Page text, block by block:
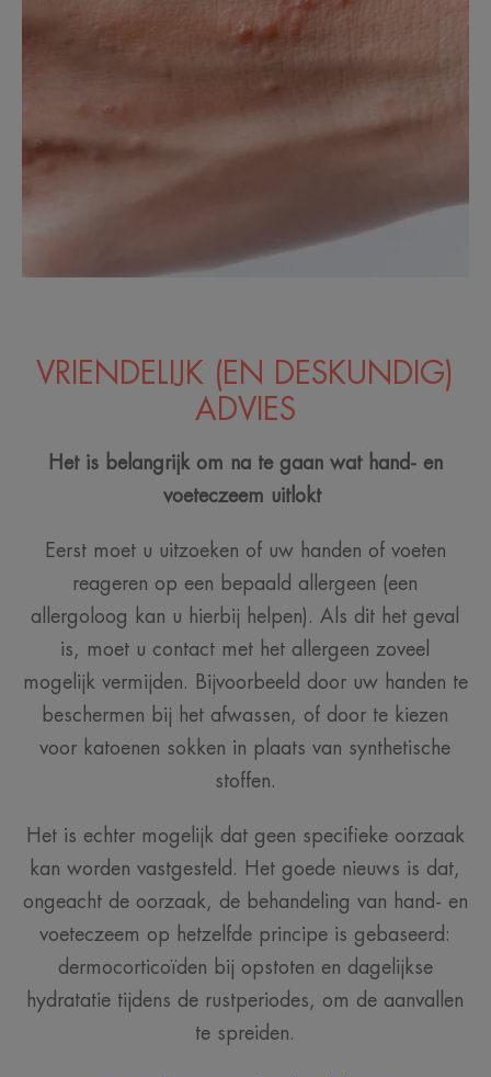
VRIENDELIJK (EN DESKUNDIG)
ADVIES
Het is belangrijk om na te gaan wat hand- en
voeteczeem uitlokt
Eerst moet u uitzoeken of uw handen of voeten
reageren op een bepaald allergeen (een
allergoloog kan u hierbij helpen). Als dit het geval
is, moet u contact met het allergeen zoveel
mogelijk vermijden. Bijvoorbeeld door uw handen te
beschermen bij het afwassen, of door te kiezen
voor katoenen sokken in plaats van synthetische
stoffen.
Het is echter mogelijk dat geen specifieke oorzaak
kan worden vastgesteld. Het goede nieuws is dat,
ongeacht de oorzaak, de behandeling van hand- en
voeteczeem op hetzelfde principe is gebaseerd:
dermocorticoïden bij opstoten en dagelijkse
hydratatie tijdens de rustperiodes, om de aanvallen
te spreiden.